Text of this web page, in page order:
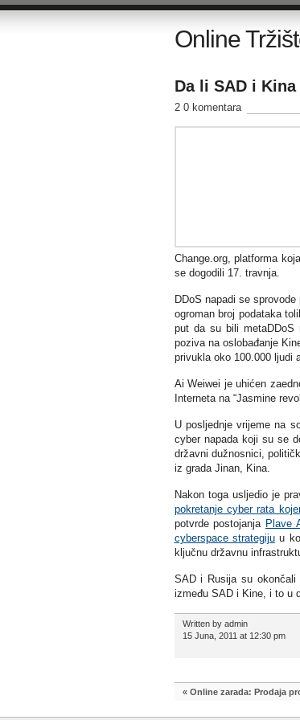
Online
Da li SAD i
2 0 komentara
Change.org, platforma
se dogodili 17. travnja.
DDoS napadi se
ogroman broj podataka
put da su bili metaDDoS
poziva na oslobađanje
privukla oko 100.000 ljudi
Ai Weiwei je uhićen
Interneta na “Jasmine
U posljednje vrijeme na
cyber napada koji su se
državni dužnosnici,
iz grada Jinan, Kina.
Nakon toga usljedio je
pokretanje cyber rata
potvrde postojanja Plave
cyberspace strategijuu
ključnu državnu
SAD i Rusija su okončali
između SAD i Kine, i to u
Written by admin
15 Juna, 2011 at 12:30 pm
« Online zarada: Prodaja